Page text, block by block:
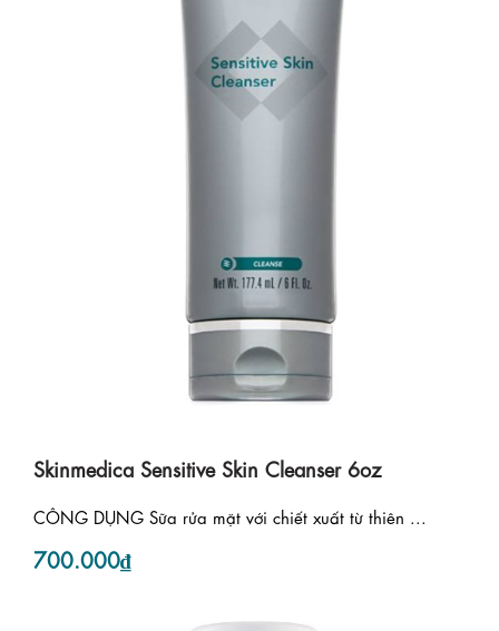
Skinmedica Sensitive Skin Cleanser 6oz
CÔNG DỤNG Sữa rửa mặt với chiết xuất từ thiên ...
700.000₫